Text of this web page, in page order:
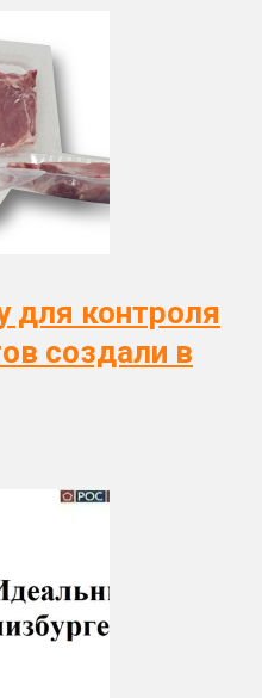
для контроля
создали в